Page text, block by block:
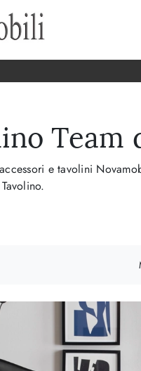
Team
e tavolini